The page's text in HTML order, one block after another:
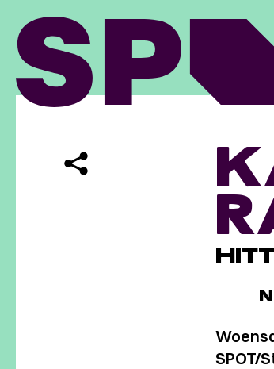
SPOT/